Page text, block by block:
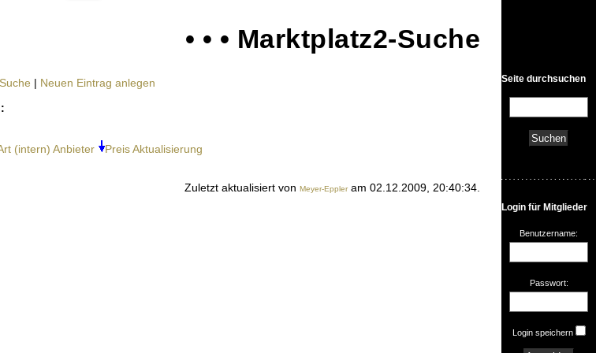
Seite durchsuchen
Login für Mitglieder
Benutzername:
Passwort:
Login speichern
• • • Marktplatz2-Suche
| Neuen Eintrag anlegen
(intern) Anbieter PreisAktualisierung
Zuletzt aktualisiert von Meyer-Eppleram 02.12.2009, 20:40:34.